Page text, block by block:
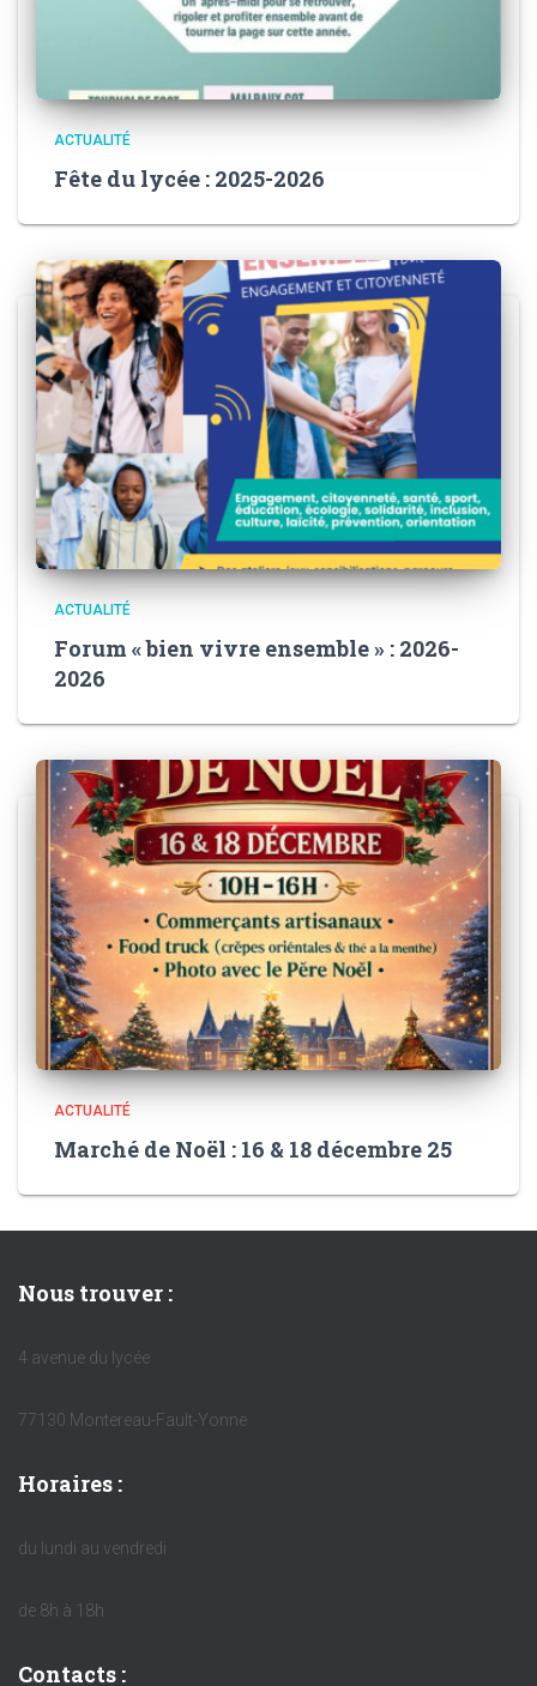
ACTUALITÉ
Fête du lycée : 2025-2026
ACTUALITÉ
Forum « bien vivre ensemble » : 2026-
2026
ACTUALITÉ
Marché de Noël : 16 & 18 décembre 25
Nous trouver :
4 avenue du lycée
77130 Montereau-Fault-Yonne
Horaires :
du lundi au vendredi
de 8h à 18h
Contacts :